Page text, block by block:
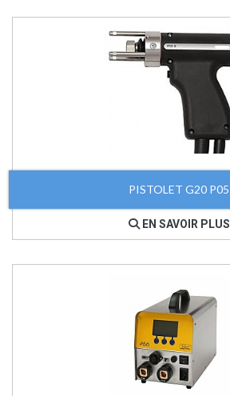
PISTOLET G20 P05
EN SAVOIR PLUS